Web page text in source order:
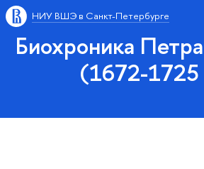
НИУ ВШЭ в Санкт-Петербурге
Биохроника
(1672-1725